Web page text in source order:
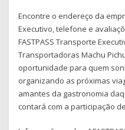
Encontre o endereço da
Executivo, telefone e
FASTPASS Transporte
Transportadoras Machu
oportunidade para quem
organizando as próximas
amantes da gastronomia
contará com a participação